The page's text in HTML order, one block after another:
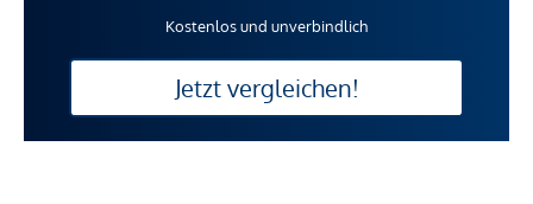
Kostenlos und unverbindlich
Jetzt vergleichen!